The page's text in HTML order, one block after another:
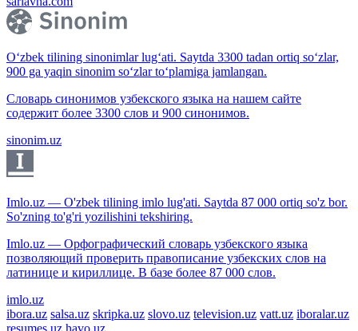
O‘zbek tilining sinonimlar lug‘ati. Saytda 3300 tadan ortiq so‘zlar,
900 ga yaqin sinonim so‘zlar to‘plamiga jamlangan.
Словарь синонимов узбекского языка на нашем сайте
содержит более 3300 слов и 900 синонимов.
sinonim.uz
Imlo.uz — O'zbek tilining imlo lug'ati. Saytda 87 000 ortiq so'z bor.
So'zning to'g'ri yozilishini tekshiring.
Imlo.uz — Орфографический словарь узбекского языка
позволяющий проверить правописание узбекских слов на
латинице и кириллице. В базе более 87 000 слов.
imlo.uz
ibora.uz salsa.uz skripka.uz slovo.uz television.uz vatt.uz iboralar.uz
resumes.uz havo.uz